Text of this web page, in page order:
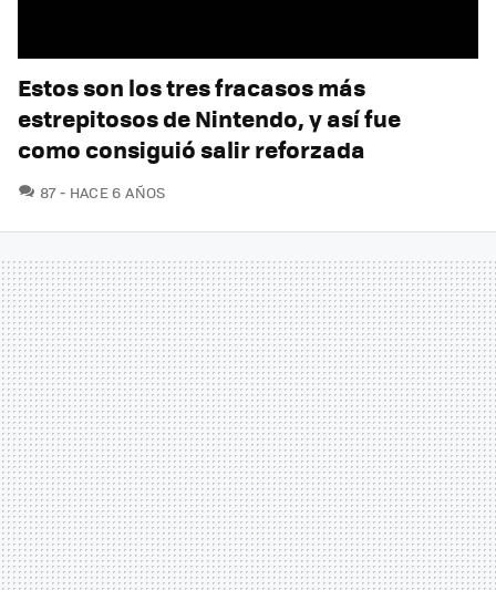
Estos son los tres fracasos más
estrepitosos de Nintendo, y así fue
como consiguió salir reforzada
87COMENTARIOS
HACE 6 AÑOS